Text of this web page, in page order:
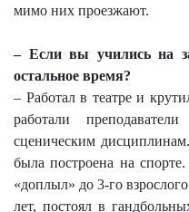
мимо них проезжают.
– Если вы учились на
остальное время?
– Работал в театре и
работали
сценическим
была построена на
«доплыл» до 3-го
лет, постоял в